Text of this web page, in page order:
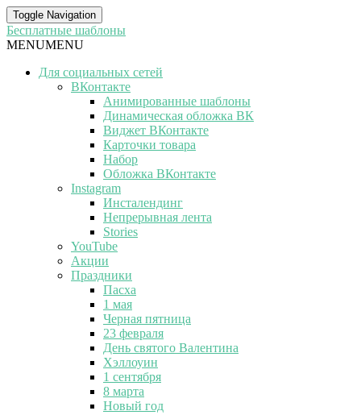
Toggle Navigation
Бесплатные шаблоны
MENUMENU
Для социальных сетей
ВКонтакте
Анимированные шаблоны
Динамическая обложка ВК
Виджет ВКонтакте
Карточки товара
Набор
Обложка ВКонтакте
Instagram
Инсталендинг
Непрерывная лента
Stories
YouTube
Акции
Праздники
Пасха
1 мая
Черная пятница
23 февраля
День святого Валентина
Хэллоуин
1 сентября
8 марта
Новый год